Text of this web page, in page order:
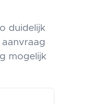
duidelijk
mogelijk